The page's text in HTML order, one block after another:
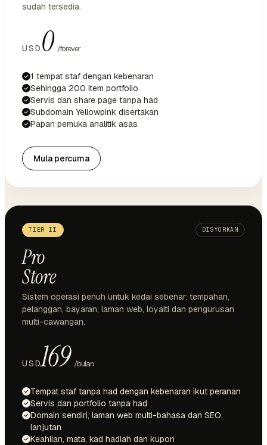
sudah tersedia.
USD 0 /forever
1 tempat staf dengan kebenaran
Sehingga 200 item portfolio
Servis dan share page tanpa had
Subdomain Yellowpink disertakan
Papan pemuka analitik asas
Mula percuma
TIER II DISYORKAN
Pro
Store
Sistem operasi penuh untuk kedai sebenar: tempahan,
pelanggan, bayaran, laman web, loyalti dan pengurusan
multi-cawangan.
USD169 /bulan
Tempat staf tanpa had dengan kebenaran ikut peranan
Servis dan portfolio tanpa had
Domain sendiri, laman web multi-bahasa dan SEO
lanjutan
Keahlian, mata, kad hadiah dan kupon